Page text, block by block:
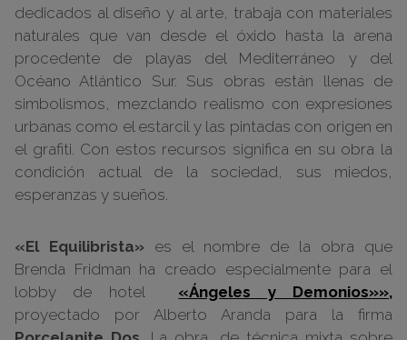
dedicados al diseño y al arte, trabaja con materiales
naturales que van desde el óxido hasta la arena
procedente de playas del Mediterráneo y del
Océano Atlántico Sur. Sus obras están llenas de
simbolismos, mezclando realismo con expresiones
urbanas como el estarcil y las pintadas con origen en
el grafiti. Con estos recursos significa en su obra la
condición actual de la sociedad, sus miedos,
esperanzas y sueños.
«El Equilibrista» es el nombre de la obra que
Brenda Fridman ha creado especialmente para el
lobby de hotel «Ángeles y Demonios»»,
proyectado por Alberto Aranda para la firma